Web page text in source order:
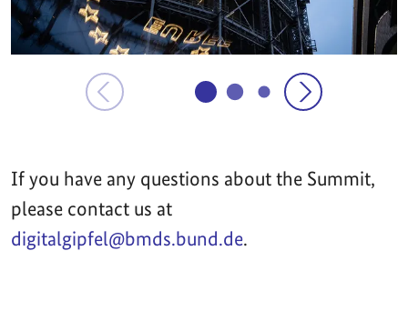
If you have any questions about the Summit,
please contact us at
digitalgipfel@bmds.bund.de.